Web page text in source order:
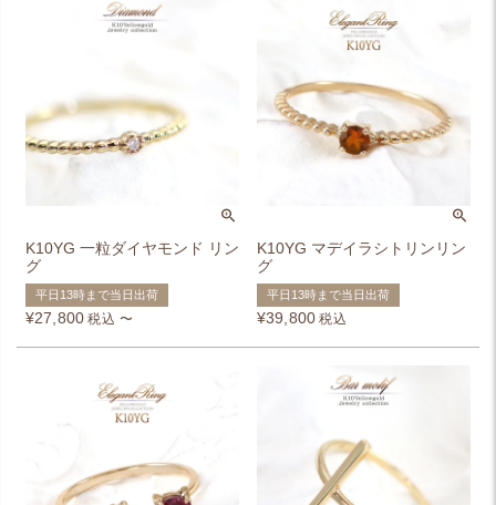
K10YG 一粒ダイヤモンド リン
グ
平日13時まで当日出荷
¥27,800 税込 〜
K10YG マデイラシトリンリン
グ
平日13時まで当日出荷
¥39,800 税込